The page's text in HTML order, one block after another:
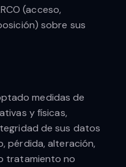
(acceso,
sobre sus
medidas de
y físicas,
de sus datos
pérdida, alteración,
tratamiento no